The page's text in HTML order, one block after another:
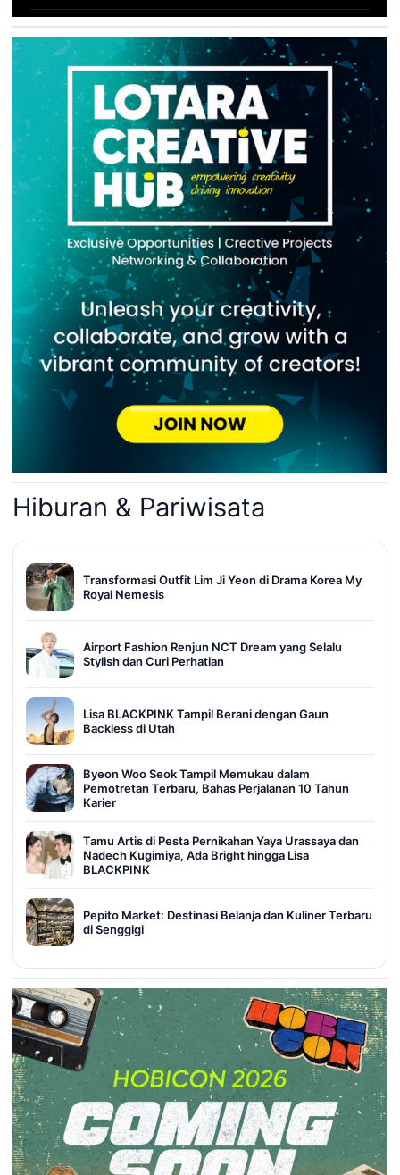
Hiburan & Pariwisata
Transformasi Outfit Lim Ji Yeon di Drama Korea My
Royal Nemesis
Airport Fashion Renjun NCT Dream yang Selalu
Stylish dan Curi Perhatian
Lisa BLACKPINK Tampil Berani dengan Gaun
Backless di Utah
Byeon Woo Seok Tampil Memukau dalam
Pemotretan Terbaru, Bahas Perjalanan 10 Tahun
Karier
Tamu Artis di Pesta Pernikahan Yaya Urassaya dan
Nadech Kugimiya, Ada Bright hingga Lisa
BLACKPINK
Pepito Market: Destinasi Belanja dan Kuliner Terbaru
di Senggigi